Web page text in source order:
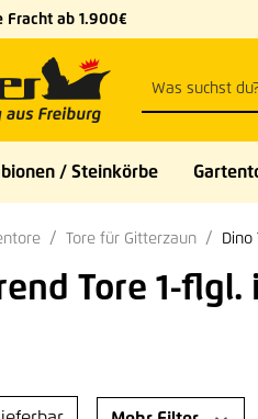
springen
Fracht ab 1.900€
/ Steinkörbe
Tore für Gitterzaun Dino
Tore 1-